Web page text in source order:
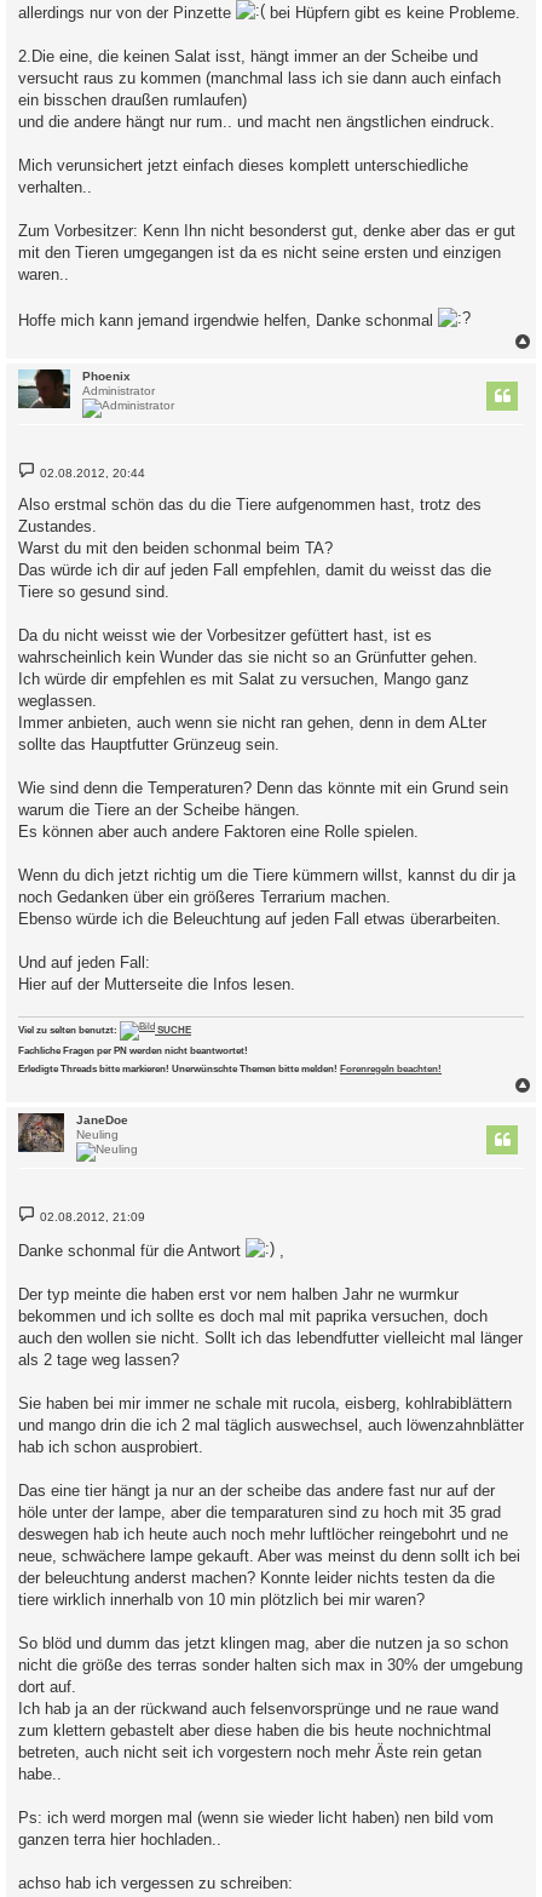
allerdings nur von der Pinzette
bei Hüpfern gibt es keine Probleme.
2.Die eine, die keinen Salat isst, hängt immer an der Scheibe und
versucht raus zu kommen (manchmal lass ich sie dann auch einfach
ein bisschen draußen rumlaufen)
und die andere hängt nur rum.. und macht nen ängstlichen eindruck.
Mich verunsichert jetzt einfach dieses komplett unterschiedliche
verhalten..
Zum Vorbesitzer: Kenn Ihn nicht besonderst gut, denke aber das er gut
mit den Tieren umgegangen ist da es nicht seine ersten und einzigen
waren..
Hoffe mich kann jemand irgendwie helfen, Danke schonmal
Phoenix
Administrator
B
e
t
r
g
02.08.2012, 20:44
Also erstmal schön das du die Tiere aufgenommen hast, trotz des
Zustandes.
Warst du mit den beiden schonmal beim TA?
Das würde ich dir auf jeden Fall empfehlen, damit du weisst das die
Tiere so gesund sind.
Da du nicht weisst wie der Vorbesitzer gefüttert hast, ist es
wahrscheinlich kein Wunder das sie nicht so an Grünfutter gehen.
Ich würde dir empfehlen es mit Salat zu versuchen, Mango ganz
weglassen.
Immer anbieten, auch wenn sie nicht ran gehen, denn in dem ALter
sollte das Hauptfutter Grünzeug sein.
Wie sind denn die Temperaturen? Denn das könnte mit ein Grund sein
warum die Tiere an der Scheibe hängen.
Es können aber auch andere Faktoren eine Rolle spielen.
Wenn du dich jetzt richtig um die Tiere kümmern willst, kannst du dir ja
noch Gedanken über ein größeres Terrarium machen.
Ebenso würde ich die Beleuchtung auf jeden Fall etwas überarbeiten.
Und auf jeden Fall:
Hier auf der Mutterseite die Infos lesen.
Viel zu selten benutzt:
SUCHE
Fachliche Fragen per PN werden nicht beantwortet!
Erledigte Threads bitte markieren! Unerwünschte Themen bitte melden! Forenregeln beachten!
JaneDoe
Neuling
B
e
t
g
02.08.2012, 21:09
Danke schonmal für die Antwort
Der typ meinte die haben erst vor nem halben Jahr ne wurmkur
bekommen und ich sollte es doch mal mit paprika versuchen, doch
auch den wollen sie nicht. Sollt ich das lebendfutter vielleicht mal länger
als 2 tage weg lassen?
Sie haben bei mir immer ne schale mit rucola, eisberg, kohlrabiblättern
und mango drin die ich 2 mal täglich auswechsel, auch löwenzahnblätter
hab ich schon ausprobiert.
Das eine tier hängt ja nur an der scheibe das andere fast nur auf der
höle unter der lampe, aber die temparaturen sind zu hoch mit 35 grad
deswegen hab ich heute auch noch mehr luftlöcher reingebohrt und ne
neue, schwächere lampe gekauft. Aber was meinst du denn sollt ich bei
der beleuchtung anderst machen? Konnte leider nichts testen da die
tiere wirklich innerhalb von 10 min plötzlich bei mir waren?
So blöd und dumm das jetzt klingen mag, aber die nutzen ja so schon
nicht die größe des terras sonder halten sich max in 30% der umgebung
dort auf.
Ich hab ja an der rückwand auch felsenvorsprünge und ne raue wand
zum klettern gebastelt aber diese haben die bis heute nochnichtmal
betreten, auch nicht seit ich vorgestern noch mehr Äste rein getan
habe..
Ps: ich werd morgen mal (wenn sie wieder licht haben) nen bild vom
ganzen terra hier hochladen..
achso hab ich vergessen zu schreiben: